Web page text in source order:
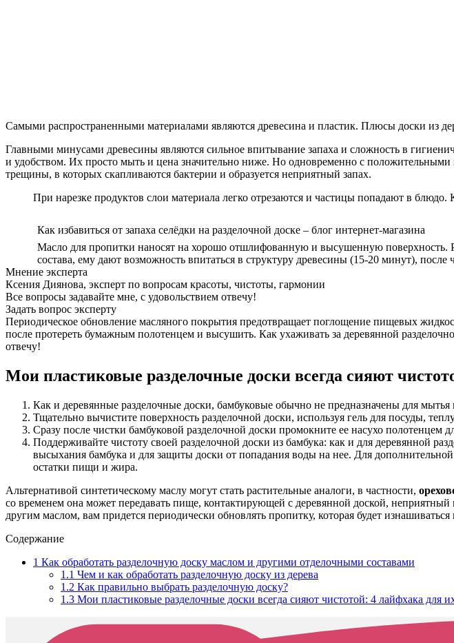
Самыми распространенными материалами являются древесина и пластик. Плюсы доски из
Главными минусами древесины являются сильное впитывание запаха и сложность в
и удобством. Их просто мыть и цена значительно ниже. Но одновременно с
трещины, в которых скапливаются бактерии и образуется неприятный запах.
При нарезке продуктов слои материала легко отрезаются и частицы попадают в блюдо.
Как избавиться от запаха селёдки на разделочной доске – блог интернет-магазина
Масло для пропитки наносят на хорошо отшлифованную и высушенную поверхность.
состава, ему дают возможность впитаться в структуру древесины (15-20 минут),
Мнение эксперта
Ксения Диянова, эксперт по вопросам красоты, чистоты, гармонии
Все вопросы задавайте мне, с удовольствием отвечу!
Задать вопрос эксперту
Периодическое обновление масляного покрытия предотвращает поглощение пищевых
после протереть бумажным полотенцем и высушить. Как ухаживать за деревянной
отвечу!
Мои пластиковые разделочные доски всегда сияют
Как и деревянные разделочные доски, бамбуковые обычно не предназначены для
Тщательно вычистите поверхность разделочной доски, используя гель для посуды,
Сразу после чистки бамбуковой разделочной доски промокните ее насухо полотенцем
Поддерживайте чистоту своей разделочной доски из бамбука: как и для деревянной
высыхания бамбука и для защиты доски от попадания воды на нее. Для
остатки пищи и жира.
Альтернативой синтетическому маслу могут стать растительные аналоги, в частности,
со временем она может передавать пище, контактирующей с деревянной доской,
другим маслом, вам придется периодически обновлять пропитку, которая будет
Содержание
1 Как обработать разделочную доску маслом и другими отделочными составами
1.1 Чем и как обработать разделочную доску из дерева
1.2 Как правильно выбрать разделочную доску?
1.3 Мои пластиковые разделочные доски всегда сияют чистотой: 4 лайфхака для